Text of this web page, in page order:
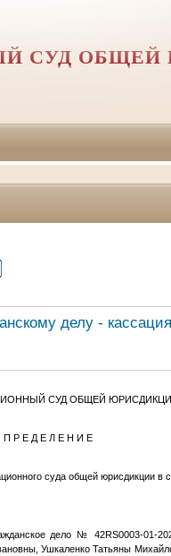
СУД ОБЩЕЙ
делу - кассация
СУД ОБЩЕЙ
П Р Е Д Е Л Е Н И Е
суда общей юрисдикции в
дело № 42RS0003-01-
Ушкаленко Татьяны